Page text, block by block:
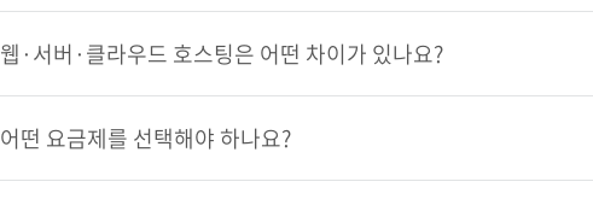
웹·서버·클라우드 호스팅은 어떤 차이가 있나요?
어떤 요금제를 선택해야 하나요?